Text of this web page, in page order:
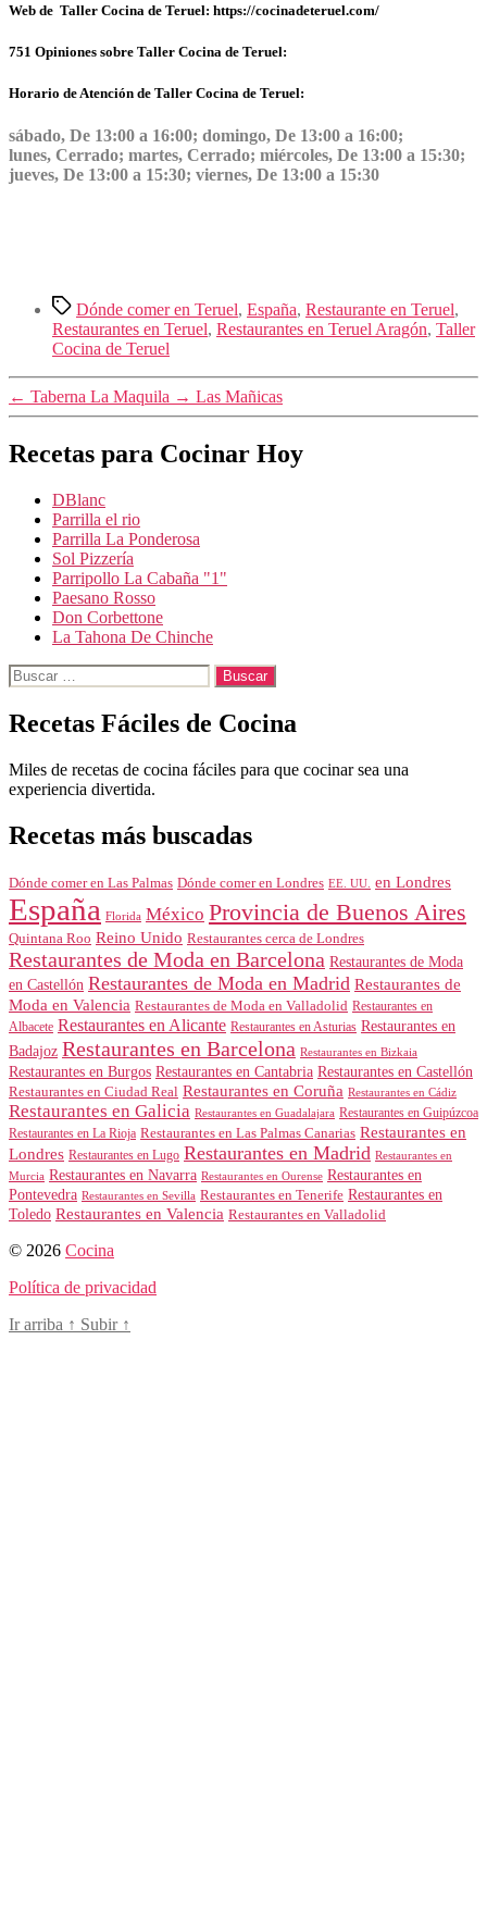
Web de Taller Cocina de Teruel: https://cocinadeteruel.com/
751 Opiniones sobre Taller Cocina de Teruel:
Horario de Atención de Taller Cocina de Teruel:
sábado, De 13:00 a 16:00; domingo, De 13:00 a 16:00;
lunes, Cerrado; martes, Cerrado; miércoles, De 13:00 a 15:30;
jueves, De 13:00 a 15:30; viernes, De 13:00 a 15:30
Etiquetas
Dónde comer en Teruel, España, Restaurante en Teruel,
Restaurantes en Teruel, Restaurantes en Teruel Aragón, Taller
Cocina de Teruel
← Taberna La Maquila → Las Mañicas
Recetas para Cocinar Hoy
DBlanc
Parrilla el rio
Parrilla La Ponderosa
Sol Pizzería
Parripollo La Cabaña "1"
Paesano Rosso
Don Corbettone
La Tahona De Chinche
Buscar:
Recetas Fáciles de Cocina
Miles de recetas de cocina fáciles para que cocinar sea una
experiencia divertida.
Recetas más buscadas
Dónde comer en Las Palmas Dónde comer en Londres EE. UU. en Londres
España Florida México Provincia de Buenos Aires
Quintana Roo Reino Unido Restaurantes cerca de Londres
Restaurantes de Moda en Barcelona Restaurantes de Moda
en Castellón Restaurantes de Moda en Madrid Restaurantes de
Moda en Valencia Restaurantes de Moda en Valladolid Restaurantes en
Albacete Restaurantes en Alicante Restaurantes en Asturias Restaurantes en
Badajoz Restaurantes en Barcelona Restaurantes en Bizkaia
Restaurantes en Burgos Restaurantes en Cantabria Restaurantes en Castellón
Restaurantes en Ciudad Real Restaurantes en Coruña Restaurantes en Cádiz
Restaurantes en Galicia Restaurantes en Guadalajara Restaurantes en Guipúzcoa
Restaurantes en La Rioja Restaurantes en Las Palmas Canarias Restaurantes en
Londres Restaurantes en Lugo Restaurantes en Madrid Restaurantes en
Murcia Restaurantes en Navarra Restaurantes en Ourense Restaurantes en
Pontevedra Restaurantes en Sevilla Restaurantes en Tenerife Restaurantes en
Toledo Restaurantes en Valencia Restaurantes en Valladolid
© 2026 Cocina
Política de privacidad
Ir arriba ↑ Subir ↑